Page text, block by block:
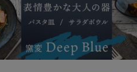
- カップ・タンブラー
- スープカップ
- 湯呑み
黒い食器セット